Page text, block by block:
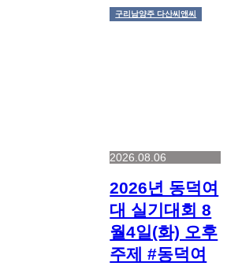
구리남양주 다산씨앤씨
2026.08.06
2026년 동덕여
대 실기대회 8
월4일(화) 오후
주제 #동덕여